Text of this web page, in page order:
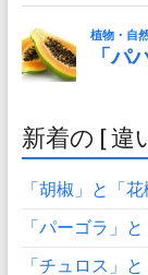
新着の [ 違
「胡椒」と「
「パーゴラ」
「チュロス」